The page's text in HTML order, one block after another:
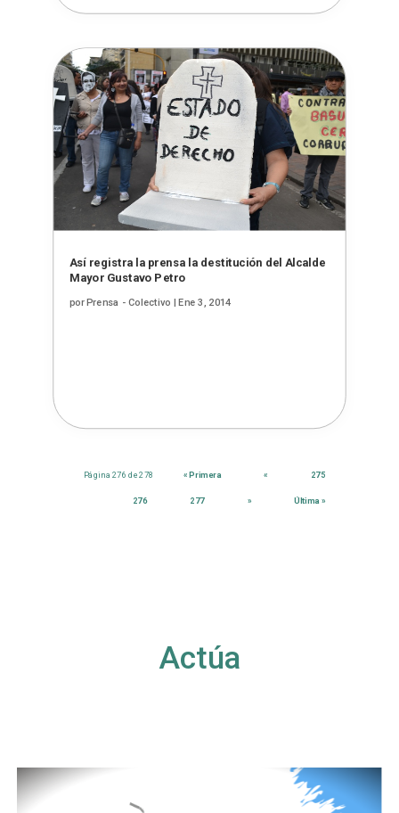
Así registra la prensa la destitución del Alcalde
Mayor Gustavo Petro
porPrensa - Colectivo | Ene 3, 2014
Página 276 de 278 « Primera « 275
276 277 » Última »
Actúa